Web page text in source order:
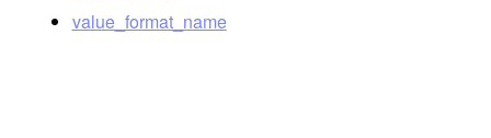
value_format_name